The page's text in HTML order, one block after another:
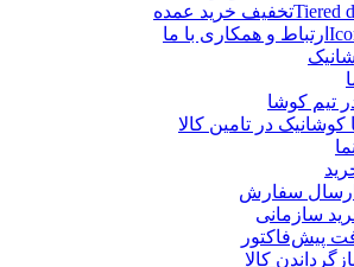
تخفیف خرید عمده
ارتباط و همکاری با ما
تیم کوشا
کوشانیک در تامین کالا
ارسال سفارش
سازمانی
پیش‌فاکتور
کالا